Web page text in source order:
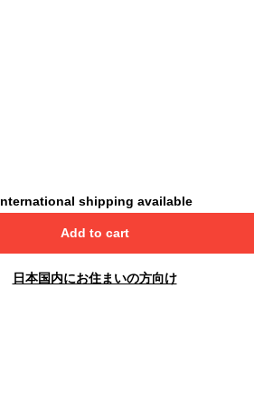
shipping available
Add to cart
日本国内にお住まいの方向け